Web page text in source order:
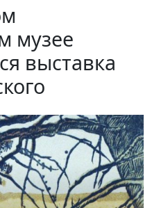
музее
выставка